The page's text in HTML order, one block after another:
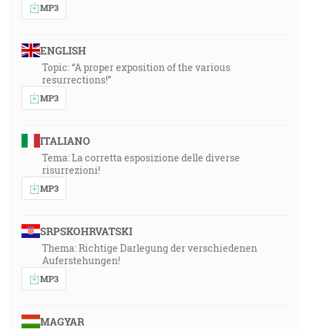
MP3
ENGLISH
Topic: “A proper exposition of the various
resurrections!”
MP3
ITALIANO
Tema: La corretta esposizione delle diverse
risurrezioni!
MP3
SRPSKOHRVATSKI
Thema: Richtige Darlegung der verschiedenen
Auferstehungen!
MP3
MAGYAR